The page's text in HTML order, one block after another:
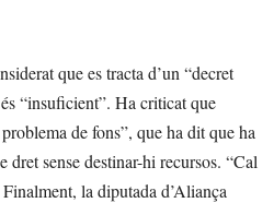
que es tracta d’un “decret
“insuficient”. Ha criticat que
de fons”, que ha dit que ha
dret sense destinar-hi recursos. “Cal
la diputada d’Aliança